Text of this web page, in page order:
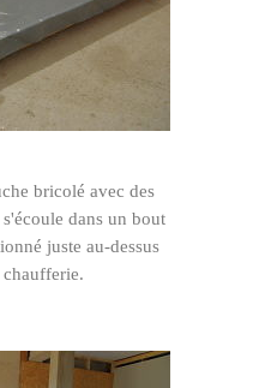
bricolé avec des
dans un bout
juste au-dessus